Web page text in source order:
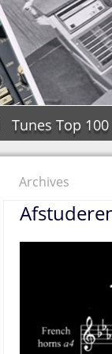
Tunes Top 100
Archives